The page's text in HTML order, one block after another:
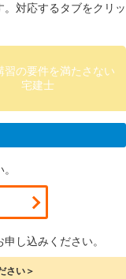
対応するタブをクリッ
の要件を満たさない
宅建士
し込みください。
さい＞